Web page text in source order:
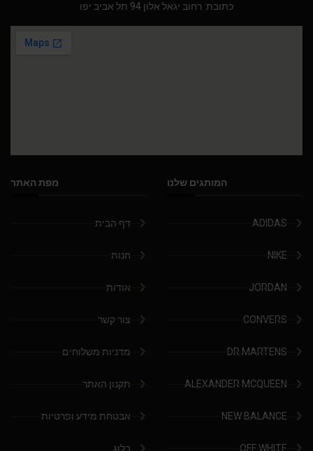
כתובת: רחוב יגאל אלון 94 תל אביב יפו
המותגים שלנו
ADIDAS
NIKE
JORDAN
CONVERS
DR.MARTENS
ALEXANDER MCQUEEN
NEW BALANCE
OFF WHITE
מפת האתר
דף הבית
חנות
אודות
צור קשר
מדניות משלוחים
תקנון האתר
אבטחת מידע ופרטיות
בלוג